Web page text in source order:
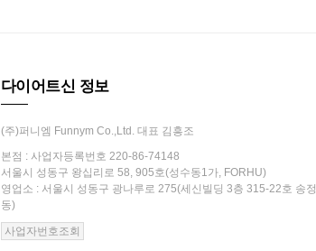
다이어트신 정보
(주)퍼니엠 Funnym Co.,Ltd. 대표 김흥조
본점 : 사업자등록번호 220-86-74148
서울시 성동구 왕십리로 58, 905호(성수동1가, FORHU)
영업소 : 서울시 성동구 광나루로 275(세신빌딩 3층 315-22호 송정
동)
사업자번호조회